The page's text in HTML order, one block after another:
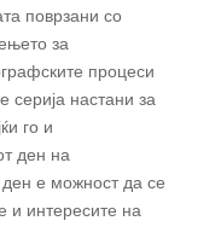
поврзани со
за
процеси
серија настани за
го и
ден на
ден е можност да се
и интересите на